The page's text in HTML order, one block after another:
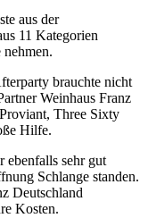
aus der
11 Kategorien
brauchte nicht
Weinhaus Franz
Three Sixty
Hilfe.
ebenfalls sehr gut
Schlange standen.
Deutschland
Kosten.